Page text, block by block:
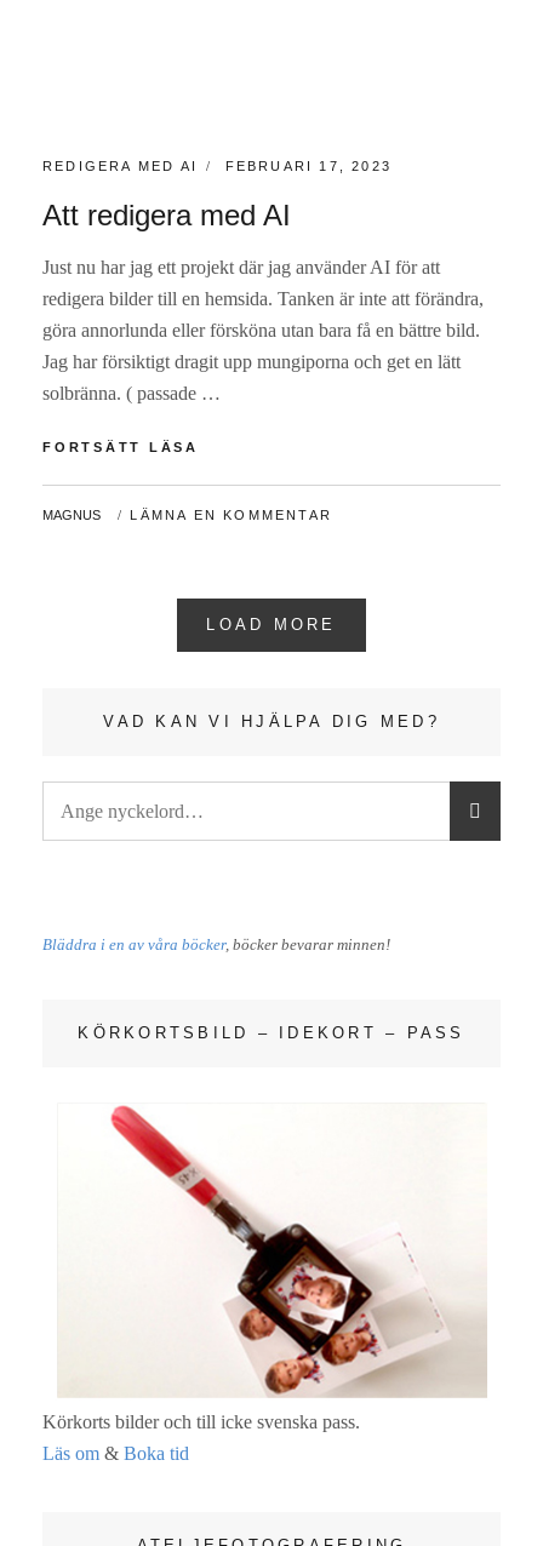
KATEGORIER:
REDIGERA MED AI PUBLICERAT
FEBRUARI 17, 2023
Att redigera med AI
Just nu har jag ett projekt där jag använder AI för att
redigera bilder till en hemsida. Tanken är inte att förändra,
göra annorlunda eller försköna utan bara få en bättre bild.
Jag har försiktigt dragit upp mungiporna och get en lätt
solbränna. ( passade …
FORTSÄTT LÄSA
AI
AV
MAGNUS LÄMNA EN KOMMENTAR
LOAD MORE
VAD KAN VI HJÄLPA DIG MED?
Bläddra i en av våra böcker, böcker bevarar minnen!
KÖRKORTSBILD – IDEKORT – PASS
Körkorts bilder och till icke svenska pass.
Läs om & Boka tid